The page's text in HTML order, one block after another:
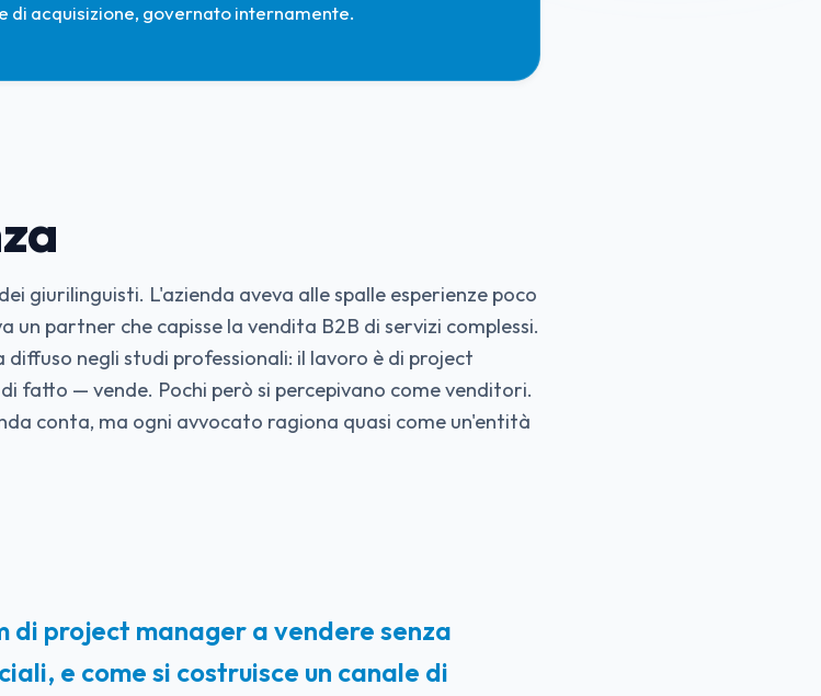
di acquisizione, governato internamente.
giurilinguisti. L'azienda aveva alle spalle esperienze poco
un partner che capisse la vendita B2B di servizi complessi.
negli studi professionali: il lavoro è di project
fatto — vende. Pochi però si percepivano come venditori.
conta, ma ogni avvocato ragiona quasi come un'entità
di project manager a vendere senza
e come si costruisce un canale di